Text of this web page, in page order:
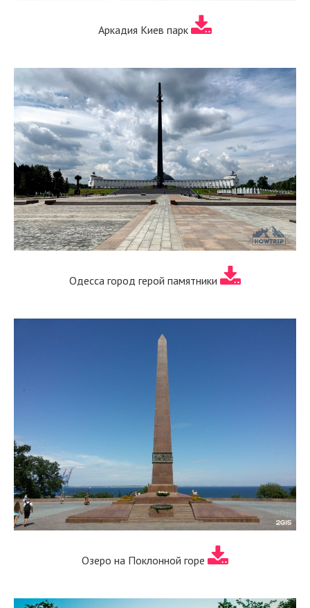
Аркадия Киев парк
Одесса город герой памятники
Озеро на Поклонной горе